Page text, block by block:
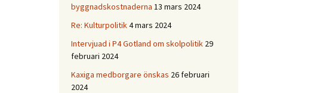
byggnadskostnaderna 13 mars 2024
Re: Kulturpolitik4 mars 2024
Intervjuad i P4 Gotland om skolpolitik 29
februari 2024
Kaxiga medborgare önskas 26 februari
2024